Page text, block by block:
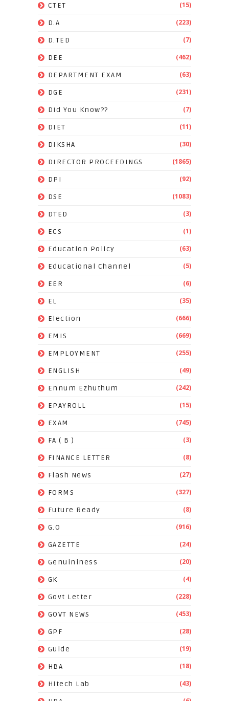
CTET (15)
D.A (223)
D.TED (7)
DEE (462)
DEPARTMENT EXAM (63)
DGE (231)
Did You Know?? (7)
DIET (11)
DIKSHA (30)
DIRECTOR PROCEEDINGS (1865)
DPI (92)
DSE (1083)
DTED (3)
ECS (1)
Education Policy (63)
Educational Channel (5)
EER (6)
EL (35)
Election (666)
EMIS (669)
EMPLOYMENT (255)
ENGLISH (49)
Ennum Ezhuthum (242)
EPAYROLL (15)
EXAM (745)
FA ( B ) (3)
FINANCE LETTER (8)
Flash News (27)
FORMS (327)
Future Ready (8)
G.O (916)
GAZETTE (24)
Genuininess (20)
GK (4)
Govt Letter (228)
GOVT NEWS (453)
GPF (28)
Guide (19)
HBA (18)
Hitech Lab (43)